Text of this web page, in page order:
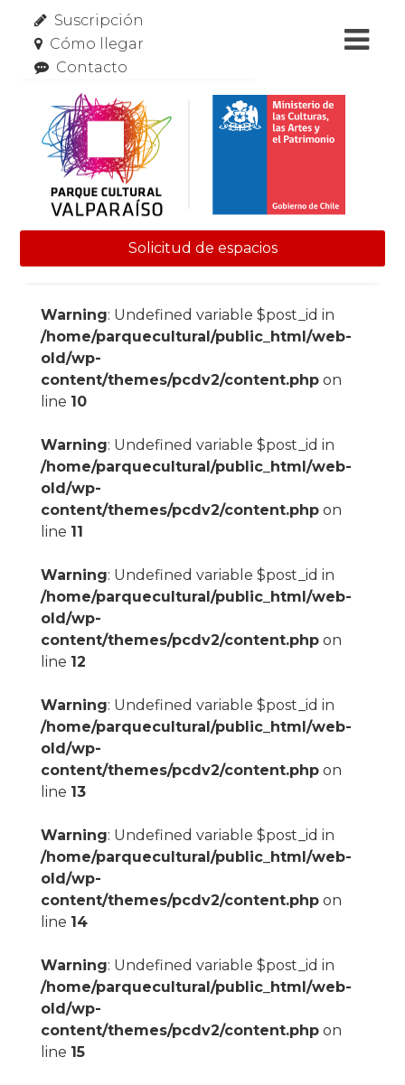
Suscripción
Cómo llegar
Contacto
Solicitud de espacios
Warning: Undefined variable $post_id in
/home/parquecultural/public_html/web-
old/wp-
content/themes/pcdv2/content.phpon
line 10
Warning: Undefined variable $post_id in
/home/parquecultural/public_html/web-
old/wp-
content/themes/pcdv2/content.phpon
line 11
Warning: Undefined variable $post_id in
/home/parquecultural/public_html/web-
old/wp-
content/themes/pcdv2/content.phpon
line 12
Warning: Undefined variable $post_id in
/home/parquecultural/public_html/web-
old/wp-
content/themes/pcdv2/content.phpon
line 13
Warning: Undefined variable $post_id in
/home/parquecultural/public_html/web-
old/wp-
content/themes/pcdv2/content.phpon
line 14
Warning: Undefined variable $post_id in
/home/parquecultural/public_html/web-
old/wp-
content/themes/pcdv2/content.phpon
line 15